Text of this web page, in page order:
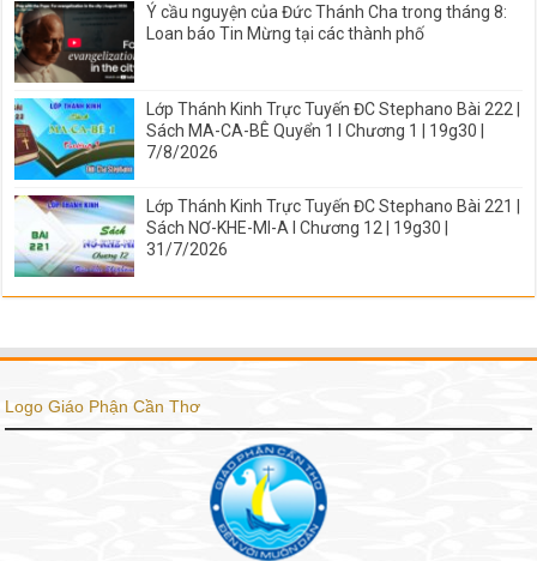
Ý cầu nguyện của Đức Thánh Cha trong tháng 8:
Loan báo Tin Mừng tại các thành phố
Lớp Thánh Kinh Trực Tuyến ĐC Stephano Bài 222 |
Sách MA-CA-BÊ Quyển 1 I Chương 1 | 19g30 |
7/8/2026
Lớp Thánh Kinh Trực Tuyến ĐC Stephano Bài 221 |
Sách NƠ-KHE-MI-A I Chương 12 | 19g30 |
31/7/2026
Logo Giáo Phận Cần Thơ